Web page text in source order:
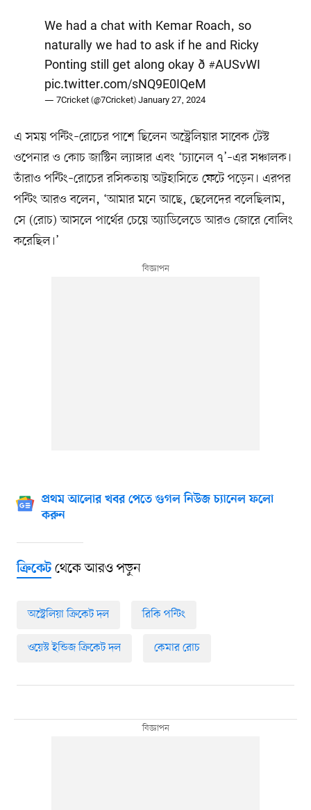
We had a chat with Kemar Roach, so
naturally we had to ask if he and Ricky
Ponting still get along okay ð #AUSvWI
pic.twitter.com/sNQ9E0IQeM
— 7Cricket (@7Cricket)January 27, 2024
এ সময় পন্টিং–রোচের পাশে ছিলেন অস্ট্রেলিয়ার সাবেক টেস্ট
ওপেনার ও কোচ জাস্টিন ল্যাঙ্গার এবং ‘চ্যানেল ৭’–এর সঞ্চালক।
তাঁরাও পন্টিং–রোচের রসিকতায় অট্টহাসিতে ফেটে পড়েন। এরপর
পন্টিং আরও বলেন, ‘আমার মনে আছে, ছেলেদের বলেছিলাম,
সে (রোচ) আসলে পার্থের চেয়ে অ্যাডিলেডে আরও জোরে বোলিং
করেছিল।’
প্রথম আলোর খবর পেতে গুগল নিউজ চ্যানেল ফলো
করুন
ক্রিকেটথেকে আরও পড়ুন
অস্ট্রেলিয়া ক্রিকেট দল রিকি পন্টিং
ওয়েস্ট ইন্ডিজ ক্রিকেট দল কেমার রোচ